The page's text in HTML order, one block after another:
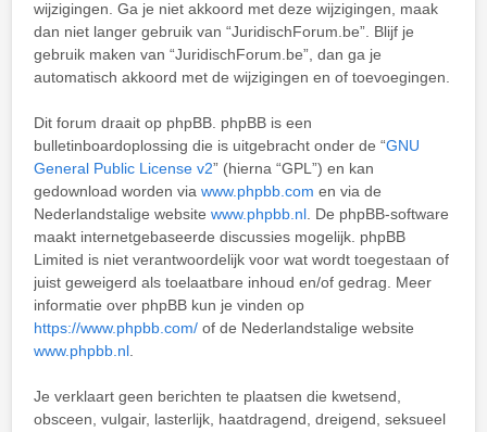
wijzigingen. Ga je niet akkoord met deze wijzigingen, maak
dan niet langer gebruik van “JuridischForum.be”. Blijf je
gebruik maken van “JuridischForum.be”, dan ga je
automatisch akkoord met de wijzigingen en of toevoegingen.
Dit forum draait op phpBB. phpBB is een
bulletinboardoplossing die is uitgebracht onder de “GNU
General Public License v2” (hierna “GPL”) en kan
gedownload worden via www.phpbb.com en via de
Nederlandstalige website www.phpbb.nl . De phpBB-software
maakt internetgebaseerde discussies mogelijk. phpBB
Limited is niet verantwoordelijk voor wat wordt toegestaan of
juist geweigerd als toelaatbare inhoud en/of gedrag. Meer
informatie over phpBB kun je vinden op
https://www.phpbb.com/ of de Nederlandstalige website
www.phpbb.nl
Je verklaart geen berichten te plaatsen die kwetsend,
obsceen, vulgair, lasterlijk, haatdragend, dreigend, seksueel